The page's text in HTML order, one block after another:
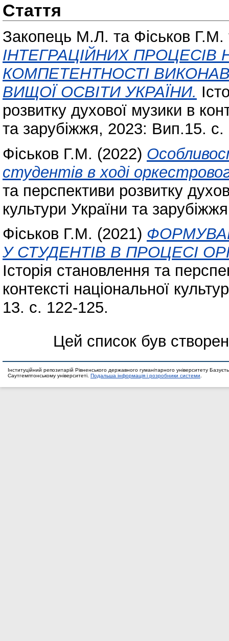
Стаття
Закопець М.Л. та Фіськов Г.М.
ІНТЕГРАЦІЙНИХ
КОМПЕТЕНТНОСТІ
ВИЩОЇ ОСВІТИ УКРАЇНИ.
розвитку духової музики в
та зарубіжжя, 2023: Вип.15. с.
Фіськов Г.М. (2022)
студентів в ході
та перспективи розвитку
культури України та
Фіськов Г.М. (2021)
У СТУДЕНТІВ В ПРОЦЕСІ
Історія становлення та
контексті національної
13. с. 122-125.
Цей список був
Інституційний репозитарій Рівненського державного гуманітарного університету
Саутгемптонському університеті. Подальша інформація і розробники системи.